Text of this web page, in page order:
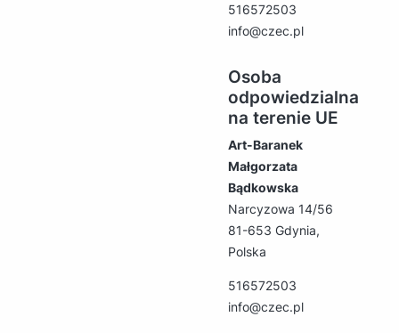
516572503
info@czec.pl
Osoba
odpowiedzialna
na terenie UE
Art-Baranek
Małgorzata
Bądkowska
Narcyzowa 14/56
81-653 Gdynia,
Polska
516572503
info@czec.pl